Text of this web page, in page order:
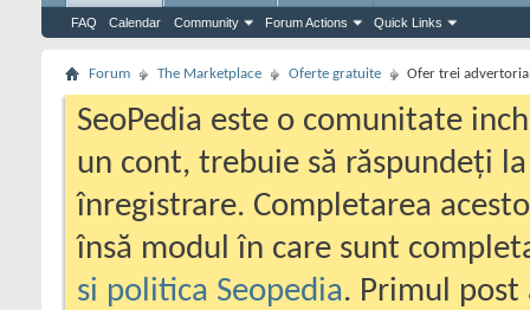
FAQ Calendar Community Forum Actions Quick Links
Forum The Marketplace Oferte gratuite Ofer trei
SeoPedia este o comunitate
un cont, trebuie să răspundeți
înregistrare. Completarea
însă modul în care sunt
si politica Seopedia. Primul